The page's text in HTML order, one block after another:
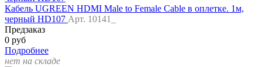
Кабель UGREEN HDMI Male to Female Cable в оплетке. 1м,
черный HD107 Арт. 10141_
Предзаказ
0 руб
Подробнее
нет на складе